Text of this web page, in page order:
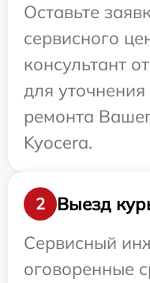
Оставьте
сервисного
консультант
для
ремонта
Kyocera.
2
Выезд
Сервисный
оговоренные